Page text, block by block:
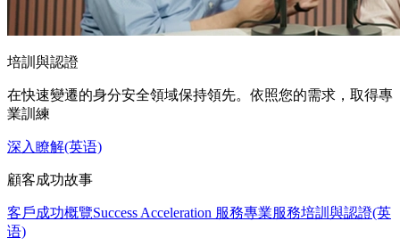
培訓與認證
在快速變遷的身分安全領域保持領先。依照您的需求，取得專
業訓練
深入瞭解(英语)
顧客成功故事
客戶成功概覽Success Acceleration 服務專業服務培訓與認證(英
语)